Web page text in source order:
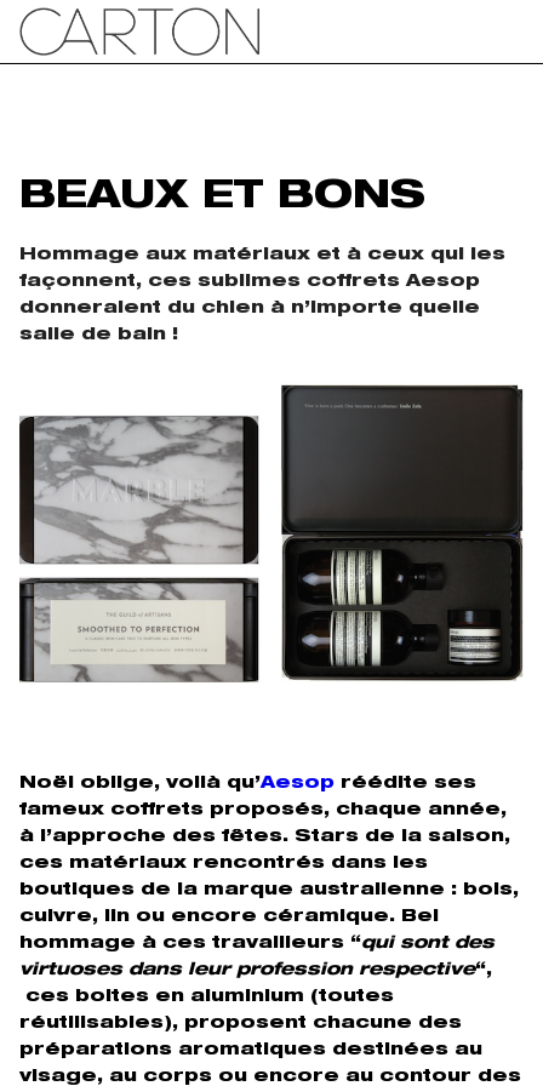
BEAUX ET BONS
Hommage aux matériaux et à ceux qui les
façonnent, ces sublimes coffrets Aesop
donneraient du chien à n’importe quelle
salle de bain !
Noël oblige, voilà qu’Aesop réédite ses
fameux coffrets proposés, chaque année,
à l’approche des fêtes. Stars de la saison,
ces matériaux rencontrés dans les
boutiques de la marque australienne : bois,
cuivre, lin ou encore céramique. Bel
hommage à ces travailleurs “qui sont des
virtuoses dans leur profession respective“,
ces boites en aluminium (toutes
réutilisables), proposent chacune des
préparations aromatiques destinées au
visage, au corps ou encore au contour des